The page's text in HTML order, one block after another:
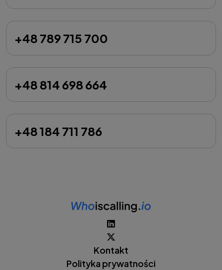
+48 789 715 700
+48 814 698 664
+48 184 711 786
Kontakt
Polityka prywatności